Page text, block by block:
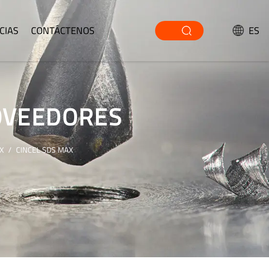
CONTÁCTENOS ES
/ CINCEL SDS MAX